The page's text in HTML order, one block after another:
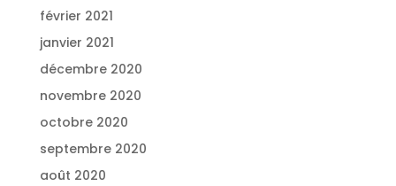
février 2021
janvier 2021
décembre 2020
novembre 2020
octobre 2020
septembre 2020
août 2020